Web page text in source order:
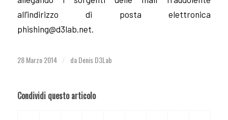
all’indirizzo di posta elettronica
phishing@d3lab.net
28 Marzo 2014 / daDenis D3Lab
Condividi questo articolo